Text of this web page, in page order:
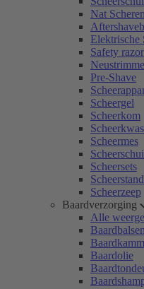
Nat Scheren
Elektrische
Safety
Pre-Shave
Scheergel
Scheerkom
Scheermes
Scheersets
Scheerzeep
Baardverzorging
Alle
Baardolie